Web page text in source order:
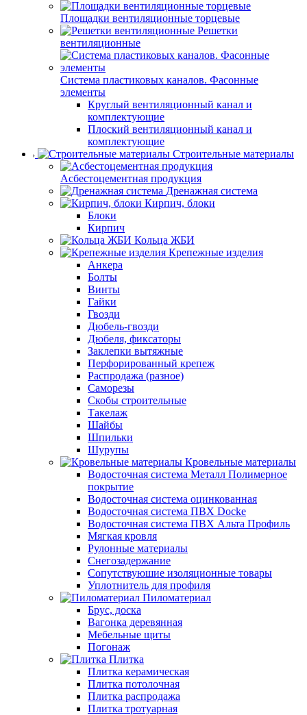
Площадки вентиляционные торцевые
Решетки
вентиляционные
Система пластиковых каналов. Фасонные
элементы
Круглый вентиляционный канал и
комплектующие
Плоский вентиляционный канал и
комплектующие
Строительные материалы
Асбестоцементная продукция
Дренажная система
Кирпич, блоки
Блоки
Кирпич
Кольца ЖБИ
Крепежные изделия
Анкера
Болты
Винты
Гайки
Гвозди
Дюбель-гвозди
Дюбеля, фиксаторы
Заклепки вытяжные
Перфорированный крепеж
Распродажа (разное)
Саморезы
Скобы строительные
Такелаж
Шайбы
Шпильки
Шурупы
Кровельные материалы
Водосточная система Металл Полимерное
покрытие
Водосточная система оцинкованная
Водосточная система ПВХ Docke
Водосточная система ПВХ Альта Профиль
Мягкая кровля
Рулонные материалы
Снегозадержание
Сопутствуюшие изоляционные товары
Уплотнитель для профиля
Пиломатериал
Брус, доска
Вагонка деревянная
Мебельные щиты
Погонаж
Плитка
Плитка керамическая
Плитка потолочная
Плитка распродажа
Плитка тротуарная